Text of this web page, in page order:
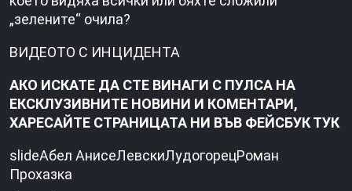
„зелените“ очила?
ВИДЕОТО С ИНЦИДЕНТА
АКО ИСКАТЕ ДА СТЕ ВИНАГИ С ПУЛСА НА
ЕКСКЛУЗИВНИТЕ НОВИНИ И КОМЕНТАРИ,
ХАРЕСАЙТЕ СТРАНИЦАТА НИ ВЪВ ФЕЙСБУК ТУК
slideАбел АнисеЛевскиЛудогорецРоман
Прохазка